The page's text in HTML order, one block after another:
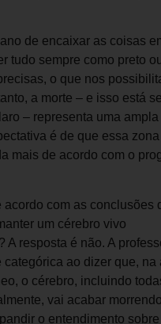
de encaixar as coisas
tudo sempre como preto
o que nos
a morte – e isso está
– representa uma
é de que essa
mais de acordo com o
acordo com as conclusões
um cérebro vivo
A resposta é não. A
categórica ao dizer que, na
o cérebro, incluindo
vai acabar
o entendimento